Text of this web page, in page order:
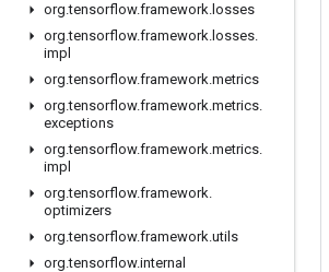
org.tensorflow.framework. losses
org.tensorflow.framework. losses.
impl
org.tensorflow.framework.metrics
org.tensorflow.framework.metrics.
exceptions
org.tensorflow.framework.metrics.
impl
org.tensorflow.framework.
optimizers
org.tensorflow.framework.utils
org.tensorflow.internal